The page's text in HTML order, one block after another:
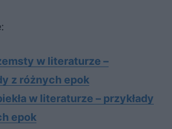
w literaturze –
z różnych epok
w literaturze – przykłady
epok